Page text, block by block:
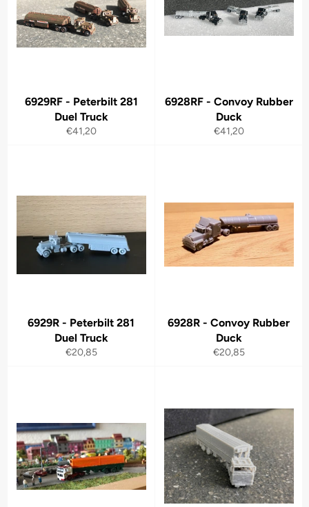
6929RF - Peterbilt 281
Duel Truck
Normaler
€41,20
6928RF - Convoy Rubber
Duck
Normaler
€41,20
6929R - Peterbilt 281
Duel Truck
Normaler
€20,85
6928R - Convoy Rubber
Duck
Normaler
€20,85